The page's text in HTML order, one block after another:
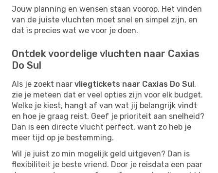
Jouw planning en wensen staan voorop. Het vinden
van de juiste vluchten moet snel en simpel zijn, en
dat is precies wat we voor je doen.
Ontdek voordelige vluchten naar Caxias
Do Sul
Als je zoekt naar vliegtickets naar Caxias Do Sul,
zie je meteen dat er veel opties zijn voor elk budget.
Welke je kiest, hangt af van wat jij belangrijk vindt
en hoe je graag reist. Geef je prioriteit aan snelheid?
Dan is een directe vlucht perfect, want zo heb je
meer tijd op je bestemming.
Wil je juist zo min mogelijk geld uitgeven? Dan is
flexibiliteit je beste vriend. Door je reisdata een paar